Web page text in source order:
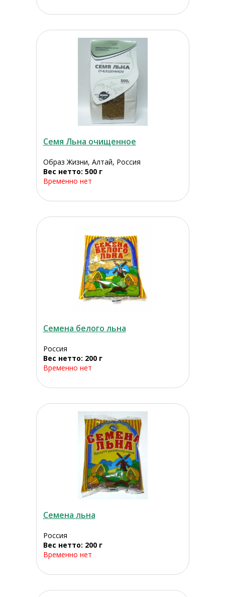
Семя Льна очищенное
Образ Жизни, Алтай, Россия
Вес нетто: 500 г
Временно нет
Семена белого льна
Россия
Вес нетто: 200 г
Временно нет
Семена льна
Россия
Вес нетто: 200 г
Временно нет